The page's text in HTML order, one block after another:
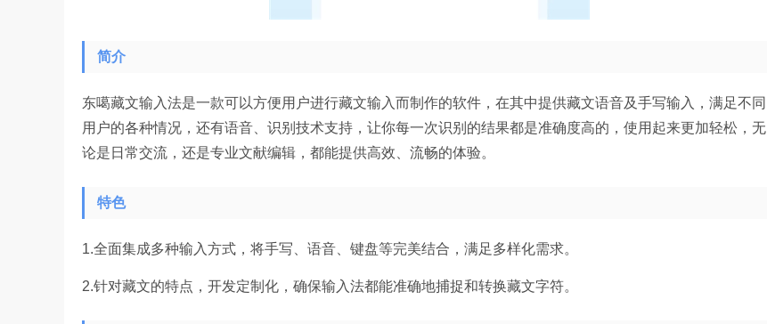
简介
东噶藏文输入法是一款可以方便用户进行藏文输入而制作的软件，在其中提供藏文语音及手写输入，满足不同
用户的各种情况，还有语音、识别技术支持，让你每一次识别的结果都是准确度高的，使用起来更加轻松，无
论是日常交流，还是专业文献编辑，都能提供高效、流畅的体验。
特色
1.全面集成多种输入方式，将手写、语音、键盘等完美结合，满足多样化需求。
2.针对藏文的特点，开发定制化，确保输入法都能准确地捕捉和转换藏文字符。